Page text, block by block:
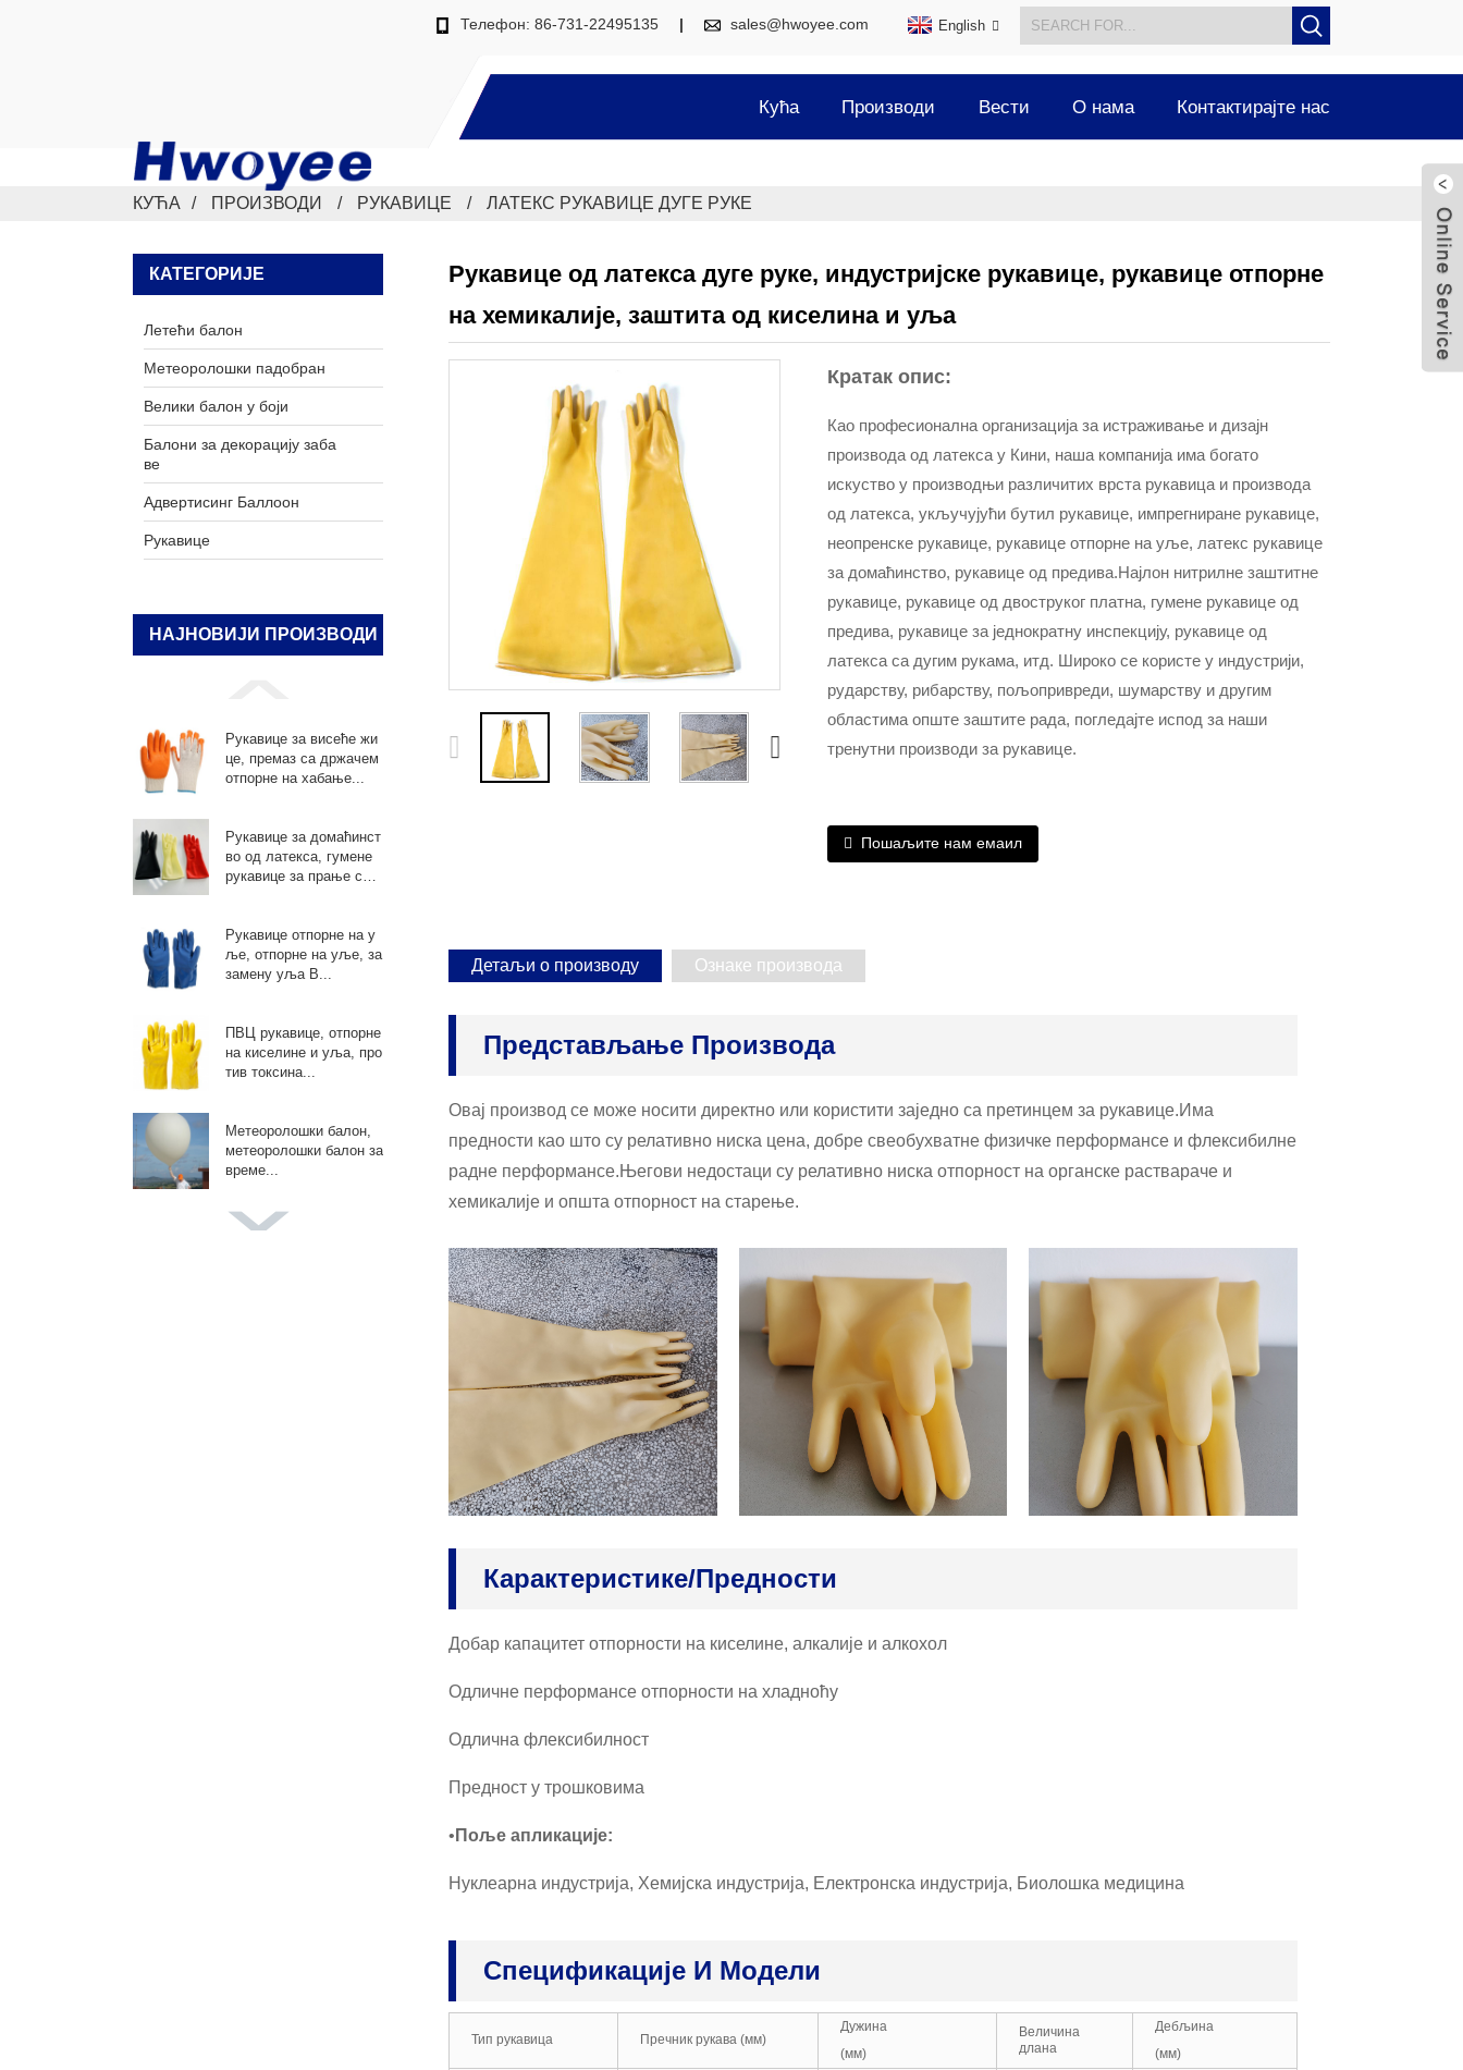
Телефон: 86-731-22495135 sales@hwoyee.com English
Кућа Производи Вести О нама Контактирајте нас
КУЋА ПРОИЗВОДИ РУКАВИЦЕ ЛАТЕКС РУКАВИЦЕ ДУГЕ РУКЕ
КАТЕГОРИЈЕ
Летећи балон
Метеоролошки падобран
Велики балон у боји
Балони за декорацију заба
ве
Адвертисинг Баллоон
Рукавице
НАЈНОВИЈИ ПРОИЗВОДИ
Рукавице за висеће жи
це, премаз са држачем
отпорне на хабање...
Рукавице за домаћинст
во од латекса, гумене
рукавице за прање суд
Рукавице отпорне на у
ље, отпорне на уље, за
замену уља В...
ПВЦ рукавице, отпорне
на киселине и уља, про
тив токсина...
Метеоролошки балон,
метеоролошки балон за
време...
Џиновски балон у боји,
Рукавице од латекса дуге руке, индустријске рукавице, рукавице отпорне
на хемикалије, заштита од киселина и уља
Кратак опис:
Као професионална организација за истраживање и дизајн
производа од латекса у Кини, наша компанија има богато
искуство у производњи различитих врста рукавица и производа
од латекса, укључујући бутил рукавице, импрегниране рукавице,
неопренске рукавице, рукавице отпорне на уље, латекс рукавице
за домаћинство, рукавице од предива.Најлон нитрилне заштитне
рукавице, рукавице од двоструког платна, гумене рукавице од
предива, рукавице за једнократну инспекцију, рукавице од
латекса са дугим рукама, итд. Широко се користе у индустрији,
рударству, рибарству, пољопривреди, шумарству и другим
областима опште заштите рада, погледајте испод за наши
тренутни производи за рукавице.
Пошаљите нам емаил
Детаљи о производу Ознаке производа
Представљање Производа
Овај производ се може носити директно или користити заједно са претинцем за рукавице.Има
предности као што су релативно ниска цена, добре свеобухватне физичке перформансе и флексибилне
радне перформансе.Његови недостаци су релативно ниска отпорност на органске раствараче и
хемикалије и општа отпорност на старење.
Карактеристике/предности
Добар капацитет отпорности на киселине, алкалије и алкохол
Одличне перформансе отпорности на хладноћу
Одлична флексибилност
Предност у трошковима
• Поље апликације:
Нуклеарна индустрија, Хемијска индустрија, Електронска индустрија, Биолошка медицина
Спецификације И Модели
Тип рукавица Пречник рукава (мм)
Дужина
(мм)
Величина
длана
Дебљина
(мм)